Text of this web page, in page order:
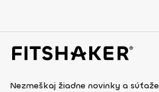
Nezmeškaj žiadne novinky a súťaže